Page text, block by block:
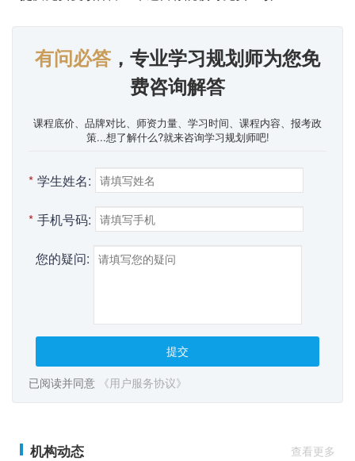
有问必答，专业学习规划师为您免
费咨询解答
课程底价、品牌对比、师资力量、学习时间、课程内容、报考政
策...想了解什么?就来咨询学习规划师吧!
* 学生姓名:
* 手机号码:
您的疑问:
提交
已阅读并同意 《用户服务协议》
机构动态 查看更多